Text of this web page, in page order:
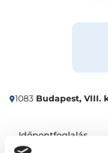
1083 Budapest, VIII.
Időpontfoglalás